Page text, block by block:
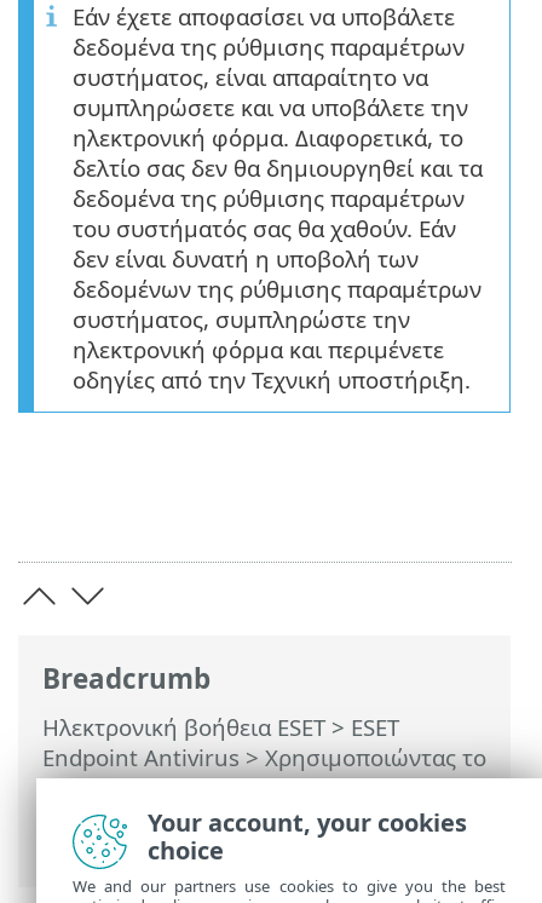
Breadcrumb
Ηλεκτρονική βοήθεια ESET> ESET
Endpoint Antivirus>Χρησιμοποιώντας το
ESET Endpoint Antivirus>Βοήθεια και
υποστήριξη> Υποβολή δεδομένων
διαμόρφωσης συστήματος
Εάν έχετε αποφασίσει να υποβάλετε
δεδομένα της ρύθμισης παραμέτρων
συστήματος, είναι απαραίτητο να
συμπληρώσετε και να υποβάλετε την
ηλεκτρονική φόρμα. Διαφορετικά, το
δελτίο σας δεν θα δημιουργηθεί και τα
δεδομένα της ρύθμισης παραμέτρων
του συστήματός σας θα χαθούν. Εάν
δεν είναι δυνατή η υποβολή των
δεδομένων της ρύθμισης παραμέτρων
συστήματος, συμπληρώστε την
ηλεκτρονική φόρμα και περιμένετε
οδηγίες από την Τεχνική υποστήριξη.
Your account, your cookies
choice
We and our partners use cookies to give you the best